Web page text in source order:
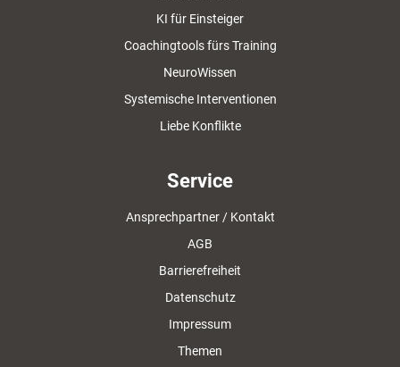
KI für Einsteiger
Coachingtools fürs Training
NeuroWissen
Systemische Interventionen
Liebe Konflikte
Service
Ansprechpartner / Kontakt
AGB
Barrierefreiheit
Datenschutz
Impressum
Themen